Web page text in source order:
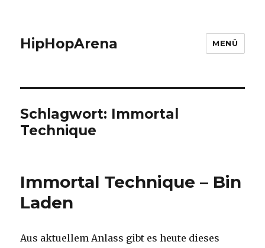
HipHopArena MENÜ
Schlagwort: Immortal
Technique
Immortal Technique – Bin
Laden
Aus aktuellem Anlass gibt es heute dieses